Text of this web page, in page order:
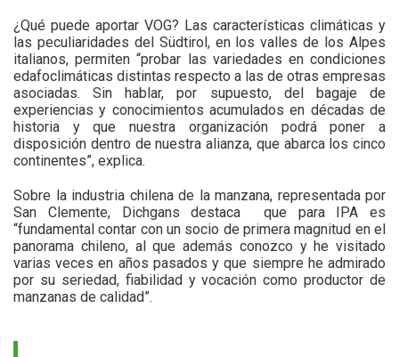
¿Qué puede aportar VOG? Las características climáticas y
las peculiaridades del Südtirol, en los valles de los Alpes
italianos, permiten “probar las variedades en condiciones
edafoclimáticas distintas respecto a las de otras empresas
asociadas. Sin hablar, por supuesto, del bagaje de
experiencias y conocimientos acumulados en décadas de
historia y que nuestra organización podrá poner a
disposición dentro de nuestra alianza, que abarca los cinco
continentes”, explica.
Sobre la industria chilena de la manzana, representada por
San Clemente, Dichgans destaca que para IPA es
“fundamental contar con un socio de primera magnitud en el
panorama chileno, al que además conozco y he visitado
varias veces en años pasados y que siempre he admirado
por su seriedad, fiabilidad y vocación como productor de
manzanas de calidad”.